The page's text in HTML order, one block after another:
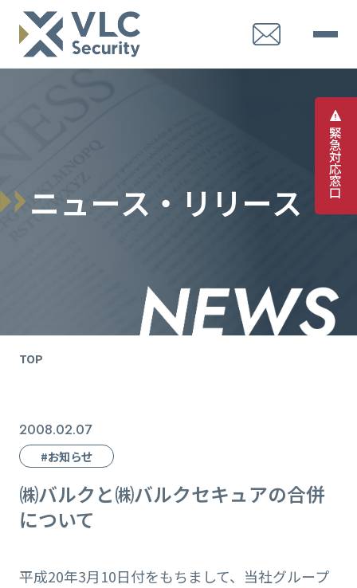
緊
急
対
応
窓
口
ニュース ・ リ リ ース
TOP
2008.02.07
#お知らせ
㈱バルクと㈱バルクセキュアの合併
について
平成20年3月10日付をもちまして、当社グループ